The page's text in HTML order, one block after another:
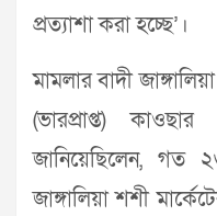
প্রত্যাশা করা হচ্ছে’।
মামলার বাদী
(ভারপ্রাপ্ত)
জানিয়েছিলেন, গত
জাঙ্গালিয়া শশী